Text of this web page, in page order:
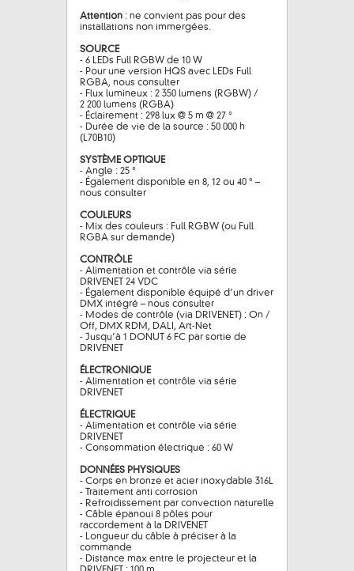
Attention : ne convient pas pour des
installations non immergées.
SOURCE
- 6 LEDs Full RGBW de 10 W
- Pour une version HQS avec LEDs Full
RGBA, nous consulter
- Flux lumineux : 2 350 lumens (RGBW) /
2 200 lumens (RGBA)
- Éclairement : 298 lux @ 5 m @ 27 °
- Durée de vie de la source : 50 000 h
(L70B10)
SYSTÈME OPTIQUE
- Angle : 25 °
- Également disponible en 8, 12 ou 40 ° –
nous consulter
COULEURS
- Mix des couleurs : Full RGBW (ou Full
RGBA sur demande)
CONTRÔLE
- Alimentation et contrôle via série
DRIVENET 24 VDC
- Également disponible équipé d’un driver
DMX intégré – nous consulter
- Modes de contrôle (via DRIVENET) : On /
Off, DMX RDM, DALI, Art-Net
- Jusqu’à 1 DONUT 6 FC par sortie de
DRIVENET
ÉLECTRONIQUE
- Alimentation et contrôle via série
DRIVENET
ÉLECTRIQUE
- Alimentation et contrôle via série
DRIVENET
- Consommation électrique : 60 W
DONNÉES PHYSIQUES
- Corps en bronze et acier inoxydable 316L
- Traitement anti corrosion
- Refroidissement par convection naturelle
- Câble épanoui 8 pôles pour
raccordement à la DRIVENET
- Longueur du câble à préciser à la
commande
- Distance max entre le projecteur et la